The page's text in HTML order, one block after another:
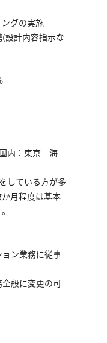
グの実施
設計内容指示な
内：東京 海
している方が多
月程度は基本
ン業務に従事
般に変更の可